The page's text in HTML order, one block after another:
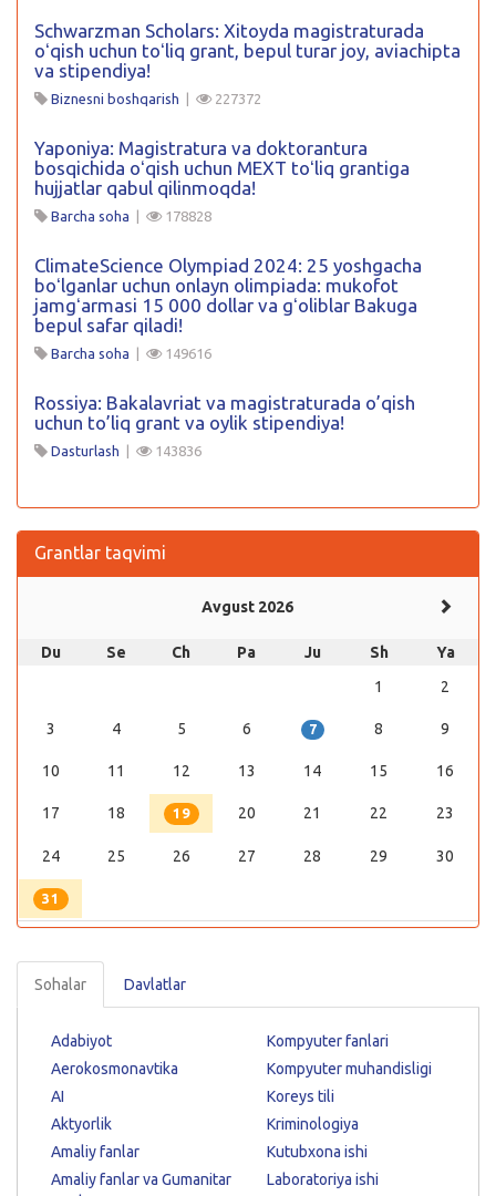
Schwarzman Scholars: Xitoyda magistraturada
oʻqish uchun toʻliq grant, bepul turar joy, aviachipta
va stipendiya!
Biznesni boshqarish | 227372
Yaponiya: Magistratura va doktorantura
bosqichida oʻqish uchun MEXT toʻliq grantiga
hujjatlar qabul qilinmoqda!
Barcha soha | 178828
ClimateScience Olympiad 2024: 25 yoshgacha
boʻlganlar uchun onlayn olimpiada: mukofot
jamgʻarmasi 15 000 dollar va gʻoliblar Bakuga
bepul safar qiladi!
Barcha soha | 149616
Rossiya: Bakalavriat va magistraturada o’qish
uchun to’liq grant va oylik stipendiya!
Dasturlash | 143836
Grantlar taqvimi
Avgust 2026
Du Se Ch Pa Ju Sh
Ya
1
2
3 4 5 6 7 8 9
10 11 12 13 14 15 16
17 18 19 20 21 22 23
24 25 26 27 28 29 30
31
Sohalar Davlatlar
Adabiyot
Aerokosmonavtika
AI
Aktyorlik
Amaliy fanlar
Amaliy fanlar va Gumanitar
Kompyuter fanlari
Kompyuter muhandisligi
Koreys tili
Kriminologiya
Kutubxona ishi
Laboratoriya ishi